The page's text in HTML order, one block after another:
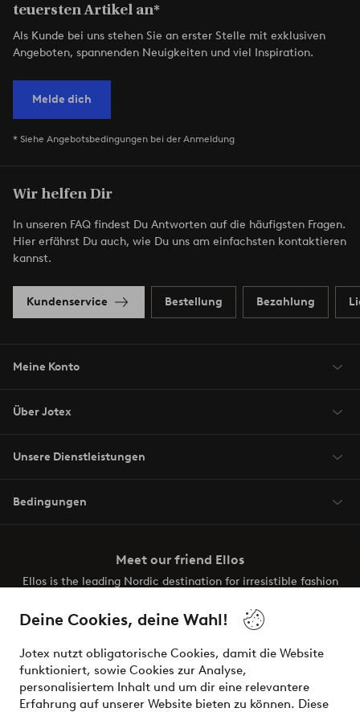
Deine Cookies, deine Wahl!
Jotex nutzt obligatorische Cookies, damit die Website
funktioniert, sowie Cookies zur Analyse,
personalisiertem Inhalt und um dir eine relevantere
Erfahrung auf unserer Website bieten zu können. Diese
teuersten Artikel an*
Als Kunde bei uns stehen Sie an erster Stelle mit exklusiven
Angeboten, spannenden Neuigkeiten und viel Inspiration.
Melde dich
* Siehe Angebotsbedingungen bei der Anmeldung
Wir helfen Dir
In unseren FAQ findest Du Antworten auf die häufigsten Fragen.
Hier erfährst Du auch, wie Du uns am einfachsten kontaktieren
kannst.
Kundenservice Bestellung Bezahlung
Meine Konto
Über Jotex
Unsere Dienstleistungen
Bedingungen
Meet our friend Ellos
Ellos is the leading Nordic destination for irresistible fashion
the latest trends, curated to make finding your next look
effortless. It’s all here.
Visit Ellos